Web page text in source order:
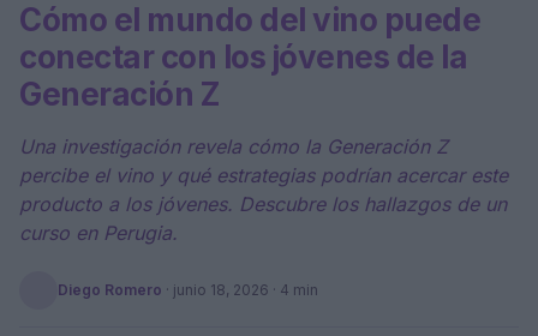
Cómo el mundo del vino puede
conectar con los jóvenes de la
Generación Z
Una investigación revela cómo la Generación Z
percibe el vino y qué estrategias podrían acercar este
producto a los jóvenes. Descubre los hallazgos de un
curso en Perugia.
Diego Romero · junio 18, 2026 · 4 min